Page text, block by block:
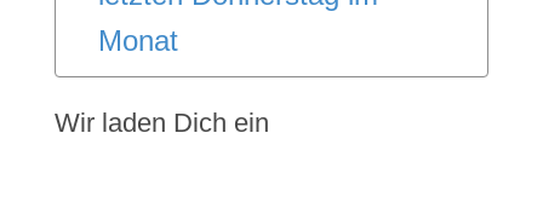
Monat
Wir laden Dich ein